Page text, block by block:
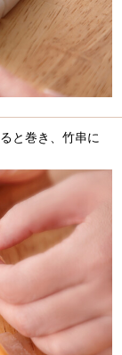
と巻き、竹串に